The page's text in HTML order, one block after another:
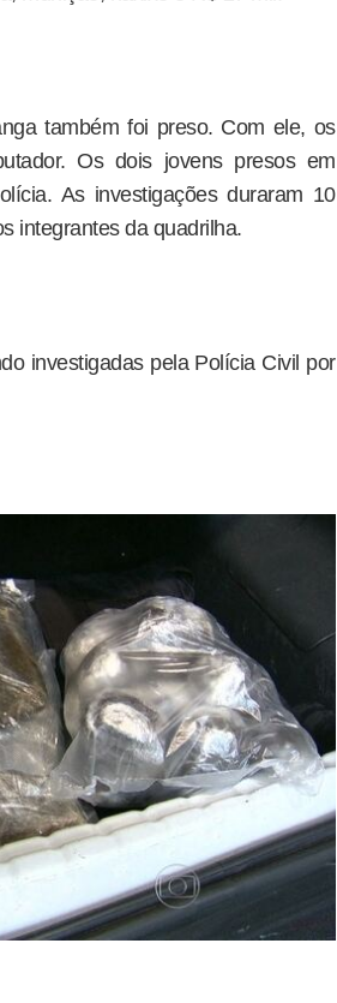
também foi preso. Com ele, os
Os dois jovens presos em
As investigações duraram 10
integrantes da quadrilha.
investigadas pela Polícia Civil por